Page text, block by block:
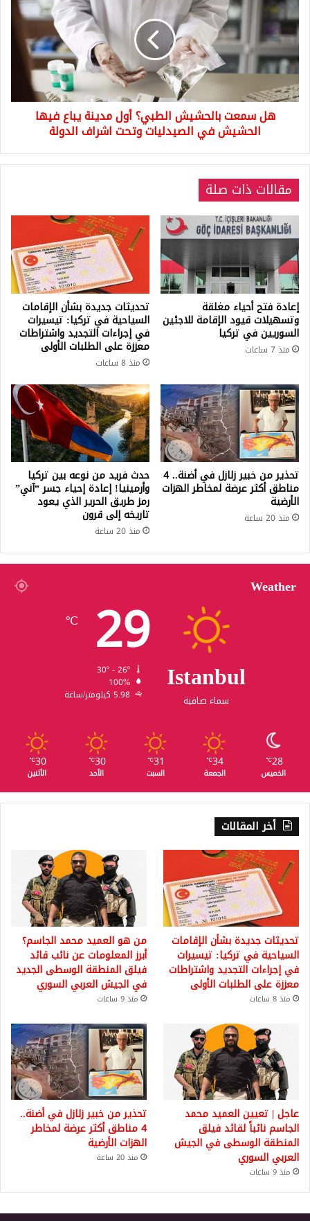
بالحشيش
الطبي؟
أول
مدينة
يباع
فيها
الحشيش
الصيدليات
اشراف
هل سمعت بالحشيش الطبي؟ أول مدينة يباع فيها
الحشيش في الصيدليات وتحت اشراف الدولة
مقالات ذات صلة
إعادة فتح أحياء مغلقة
وتسهيلات قيود الإقامة للاجئين
السوريين في تركيا
منذ 7 ساعات
تحديثات جديدة بشأن الإقامات
السياحية في تركيا: تيسيرات
في إجراءات التجديد واشتراطات
معززة على الطلبات الأولى
منذ 8 ساعات
تحذير من خبير زلازل في أضنة.. 4
مناطق أكثر عرضة لمخاطر الهزات
الأرضية
منذ 20 ساعة
حدث فريد من نوعه بين تركيا
وأرمينيا! إعادة إحياء جسر “آني”
رمز طريق الحرير الذي يعود
تاريخه إلى قرون
منذ 20 ساعة
Weather
Istanbul
سماء صافية
29
℃
100%
5.98 كيلومتر/ساعة
28
℃
الخميس
34
℃
الجمعة
31
℃
السبت
30
℃
الأحد
30
℃
الأثنين
أخر المقالات
تحديثات جديدة بشأن الإقامات
السياحية في تركيا: تيسيرات
في إجراءات التجديد واشتراطات
معززة على الطلبات الأولى
منذ 8 ساعات
من هو العميد محمد الجاسم؟
أبرز المعلومات عن نائب قائد
فيلق المنطقة الوسطى الجديد
في الجيش العربي السوري
منذ 9 ساعات
عاجل | تعيين العميد محمد
الجاسم نائباً لقائد فيلق
المنطقة الوسطى في الجيش
العربي السوري
منذ 9 ساعات
تحذير من خبير زلازل في أضنة..
4 مناطق أكثر عرضة لمخاطر
الهزات الأرضية
منذ 20 ساعة